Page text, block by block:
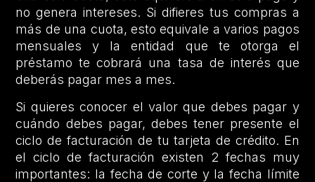
no genera intereses. Si difieres tus compras a
más de una cuota, esto equivale a varios pagos
mensuales y la entidad que te otorga el
préstamo te cobrará una tasa de interés que
deberás pagar mes a mes.
Si quieres conocer el valor que debes pagar y
cuándo debes pagar, debes tener presente el
ciclo de facturación de tu tarjeta de crédito. En
el ciclo de facturación existen 2 fechas muy
importantes: la fecha de corte y la fecha límite